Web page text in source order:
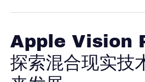
Apple Vision
探索混合现实技